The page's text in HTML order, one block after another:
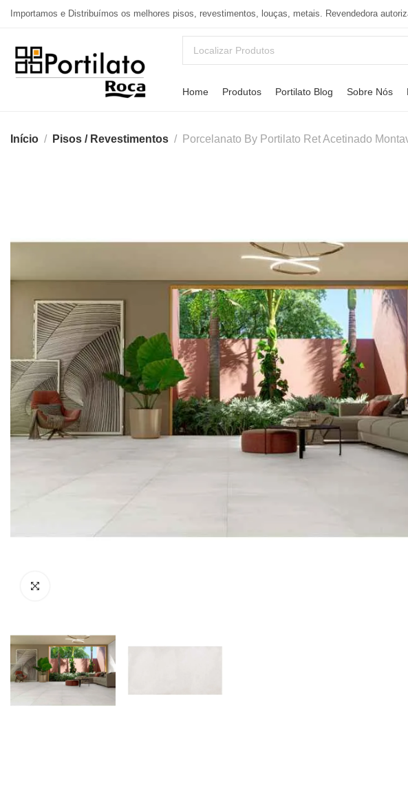
Importamos e Distribuímos os melhores pisos, revestimentos, louças, metais. Revendedora
Home Produtos Portilato Blog Sobre Nós
Início Pisos / Revestimentos Porcelanato By Portilato Ret Acetinado